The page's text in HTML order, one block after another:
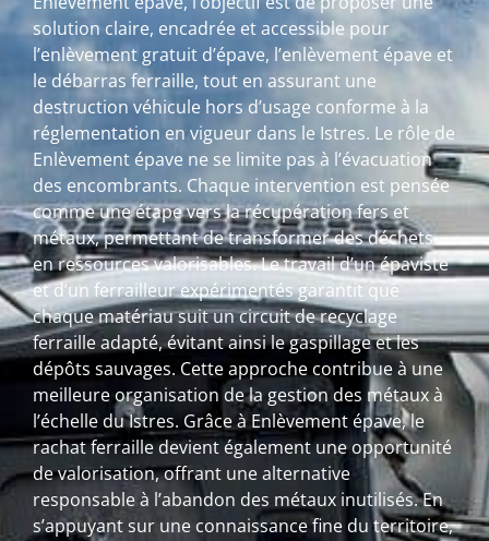
solution claire, encadrée et accessible pour
l’enlèvement gratuit d’épave, l’enlèvement épave et
le débarras ferraille, tout en assurant une
destruction véhicule hors d’usage conforme à la
réglementation en vigueur dans le Istres. Le rôle de
Enlèvement épave ne se limite pas à l’évacuation
des encombrants. Chaque intervention est pensée
comme une étape vers la récupération fers et
métaux, permettant de transformer des déchets
en ressources valorisables. Le travail d’un épaviste
et d’un ferrailleur expérimentés garantit que
chaque matériau suit un circuit de recyclage
ferraille adapté, évitant ainsi le gaspillage et les
dépôts sauvages. Cette approche contribue à une
meilleure organisation de la gestion des métaux à
l’échelle du Istres. Grâce à Enlèvement épave, le
rachat ferraille devient également une opportunité
de valorisation, offrant une alternative
responsable à l’abandon des métaux inutilisés. En
s’appuyant sur une connaissance fine du territoire,